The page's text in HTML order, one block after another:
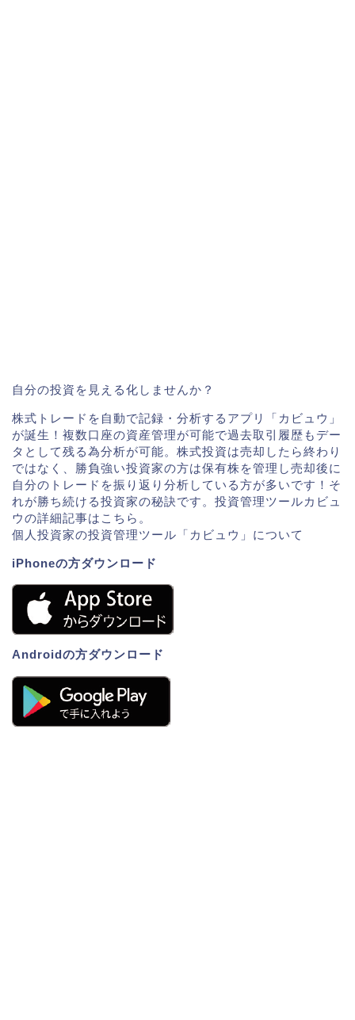
自分の投資を見える化しませんか？
株式トレードを自動で記録・分析するアプリ「カビュウ」
が誕生！複数口座の資産管理が可能で過去取引履歴もデー
タとして残る為分析が可能。株式投資は売却したら終わり
ではなく、勝負強い投資家の方は保有株を管理し売却後に
自分のトレードを振り返り分析している方が多いです！そ
れが勝ち続ける投資家の秘訣です。投資管理ツールカビュ
ウの詳細記事はこちら。
個人投資家の投資管理ツール「カビュウ」について
iPhoneの方ダウンロード
Androidの方ダウンロード